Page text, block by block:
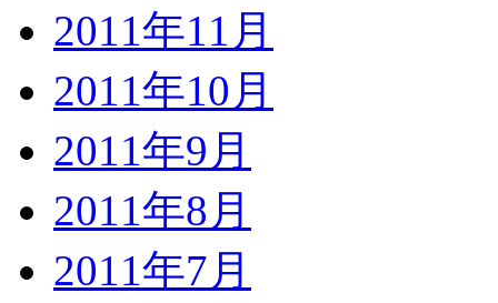
2011年11月
2011年10月
2011年9月
2011年8月
2011年7月